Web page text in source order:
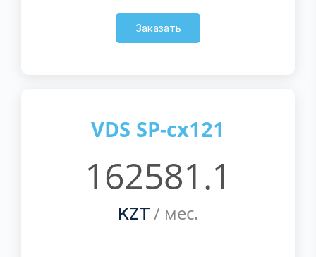
Заказать
VDS SP-cx121
162581.1
KZT / мес.